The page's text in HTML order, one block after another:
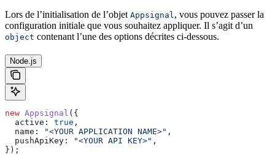
Lors de l’initialisation de l’objet Appsignal , vous pouvez passer la
configuration initiale que vous souhaitez appliquer. Il s’agit d’un
object contenant l’une des options décrites ci-dessous.
Node.js
new Appsignal ({
  active:
true ,
  name:
"<YOUR APPLICATION NAME>" ,
  pushApiKey:
"<YOUR API KEY>" ,
});